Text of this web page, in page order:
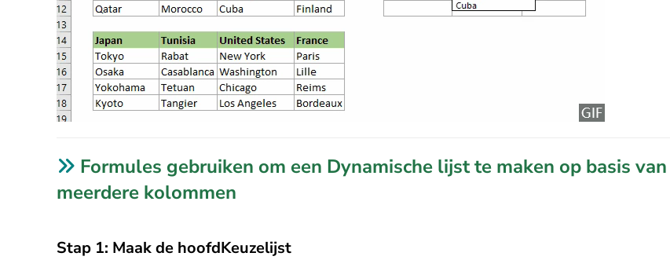
Formules gebruiken om een Dynamische lijst te maken op basis van
meerdere kolommen
Stap 1: Maak de hoofdKeuzelijst